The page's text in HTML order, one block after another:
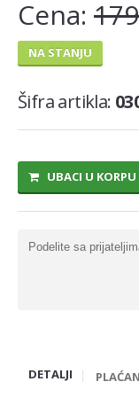
MLECNI
TRAJNO I
SIR I SIRNI
PROIZVODI OD
VOCNI JOGURTI
SVEZE MESO -
Cena:
NA STANJU
Šifra artikla:
UBACI U KORPU
Podelite sa
DETALJI